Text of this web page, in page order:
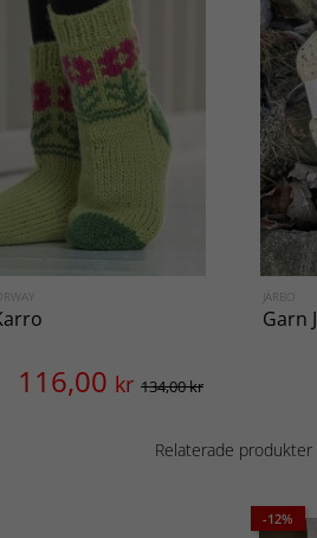
116,00 kr 134,00 kr
JÄRBO
Garn
Relaterade produkter
-12%